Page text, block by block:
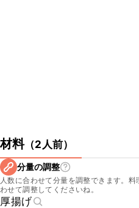
材料（2人前）
分量の調整
人数に合わせて分量を調整できます。
わせて調整してくださいね。
厚揚げ